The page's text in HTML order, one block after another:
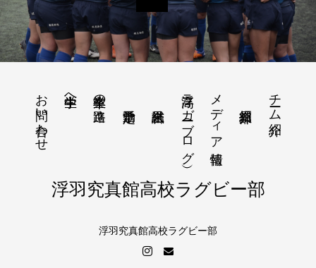
チーム紹介
メディア情報
浮高ラガー（ブログ）
卒業生の進路
中学生へ
お問い合わせ
浮羽究真館高校ラグビー部
浮羽究真館高校ラグビー部